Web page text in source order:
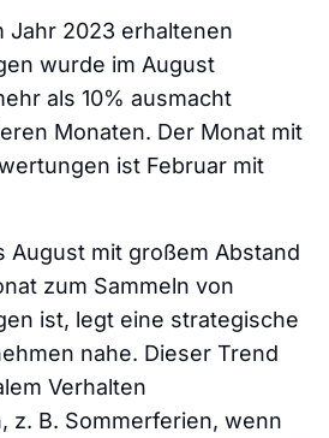
Jahr 2023 erhaltenen
wurde im August
als 10% ausmacht
Monaten. Der Monat mit
ist Februar mit
August mit großem Abstand
zum Sammeln von
ist, legt eine strategische
nahe. Dieser Trend
Verhalten
z. B. Sommerferien, wenn